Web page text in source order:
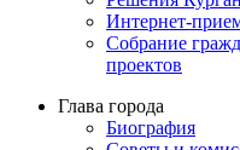
Интернет-
Собрание
проектов
Глава города
Биография